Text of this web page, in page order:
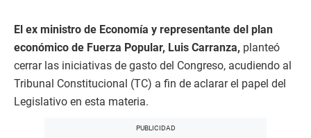
El ex ministro de Economía y representante del plan
económico de Fuerza Popular, Luis Carranza, planteó
cerrar las iniciativas de gasto del Congreso, acudiendo al
Tribunal Constitucional (TC) a fin de aclarar el papel del
Legislativo en esta materia.